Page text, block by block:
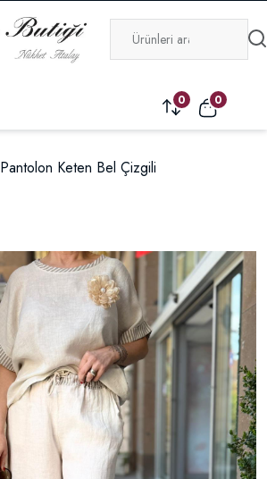
0 0
Pantolon Keten Bel Çizgili